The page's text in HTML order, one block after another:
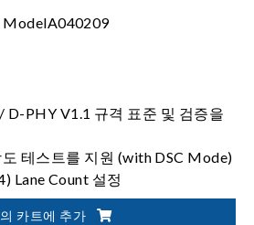
D-PHY V1.1 규격 표준 및 검증을
테스트를 지원 (with DSC Mode)
Lane Count 설정
/ OVP / UCP / UVP)을 제공
카트에 추가